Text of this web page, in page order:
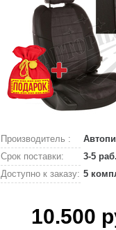
Производитель :
Срок поставки:
3-5
Доступно к заказу: 5
10.500